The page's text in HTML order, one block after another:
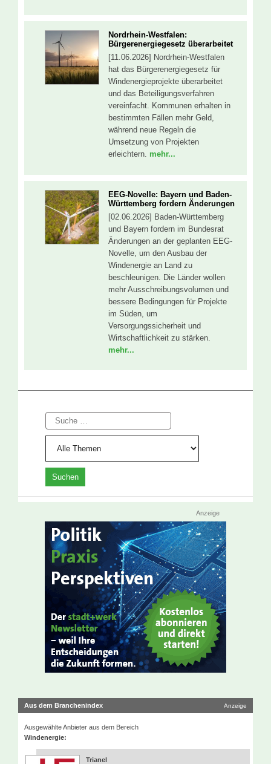
Nordrhein-Westfalen:
Bürgerenergiegesetz überarbeitet
[11.06.2026] Nordrhein-Westfalen
hat das Bürgerenergiegesetz für
Windenergieprojekte überarbeitet
und das Beteiligungsverfahren
vereinfacht. Kommunen erhalten in
bestimmten Fällen mehr Geld,
während neue Regeln die
Umsetzung von Projekten
erleichtern. mehr...
EEG-Novelle: Bayern und Baden-
Württemberg fordern Änderungen
[02.06.2026] Baden-Württemberg
und Bayern fordern im Bundesrat
Änderungen an der geplanten EEG-
Novelle, um den Ausbau der
Windenergie an Land zu
beschleunigen. Die Länder wollen
mehr Ausschreibungsvolumen und
bessere Bedingungen für Projekte
im Süden, um
Versorgungssicherheit und
Wirtschaftlichkeit zu stärken.
mehr...
Suche
Anzeige
Aus dem Branchenindex Anzeige
Ausgewählte Anbieter aus dem Bereich
Windenergie:
Trianel